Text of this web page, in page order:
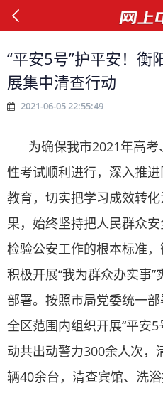
“平安5号”护平安！衡
展集中清查行动
2021-06-05 22:55:49
为确保我市2021年高考
性考试顺利进行，深入推
教育，切实把学习成效转
果，始终坚持把人民群众
检验公安工作的根本标准
积极开展“我为群众办实事
部署。按照市局党委统一
全区范围内组织开展“平安
动共出动警力300余人次，
辆40余台，清查宾馆、洗